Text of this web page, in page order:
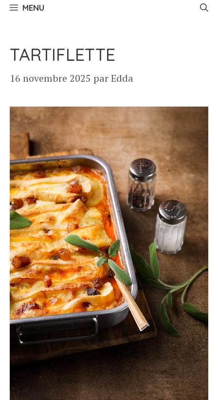
MENU
TARTIFLETTE
16 novembre 2025 parEdda